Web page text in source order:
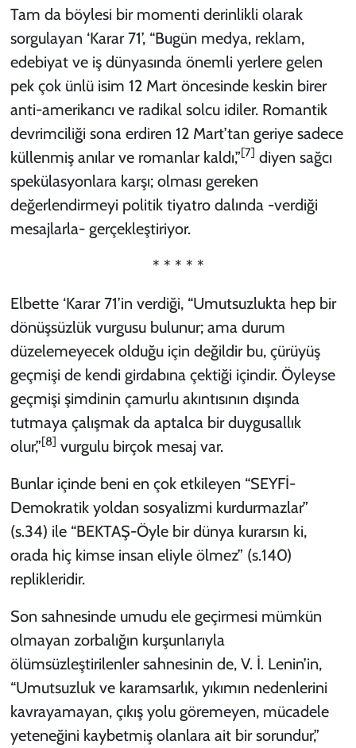
Tam da böylesi bir momenti derinlikli olarak
sorgulayan ‘Karar 71’, “Bugün medya, reklam,
edebiyat ve iş dünyasında önemli yerlere gelen
pek çok ünlü isim 12 Mart öncesinde keskin birer
anti-amerikancı ve radikal solcu idiler. Romantik
devrimciliği sona erdiren 12 Mart’tan geriye sadece
küllenmiş anılar ve romanlar kaldı,”[7] diyen sağcı
spekülasyonlara karşı; olması gereken
değerlendirmeyi politik tiyatro dalında -verdiği
mesajlarla- gerçekleştiriyor.
* * * * *
Elbette ‘Karar 71’in verdiği, “Umutsuzlukta hep bir
dönüşsüzlük vurgusu bulunur; ama durum
düzelemeyecek olduğu için değildir bu, çürüyüş
geçmişi de kendi girdabına çektiği içindir. Öyleyse
geçmişi şimdinin çamurlu akıntısının dışında
tutmaya çalışmak da aptalca bir duygusallık
olur,”[8] vurgulu birçok mesaj var.
Bunlar içinde beni en çok etkileyen “SEYFİ-
Demokratik yoldan sosyalizmi kurdurmazlar”
(s.34) ile “BEKTAŞ-Öyle bir dünya kurarsın ki,
orada hiç kimse insan eliyle ölmez” (s.140)
replikleridir.
Son sahnesinde umudu ele geçirmesi mümkün
olmayan zorbalığın kurşunlarıyla
ölümsüzleştirilenler sahnesinin de, V. İ. Lenin’in,
“Umutsuzluk ve karamsarlık, yıkımın nedenlerini
kavrayamayan, çıkış yolu göremeyen, mücadele
yeteneğini kaybetmiş olanlara ait bir sorundur,”